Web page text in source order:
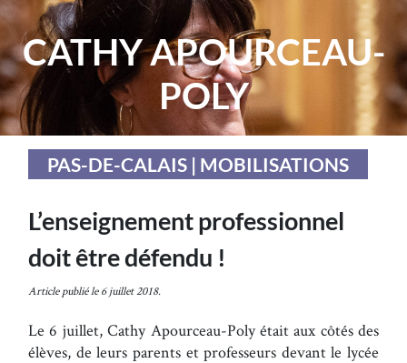
CATHY APOURCEAU-
POLY
PAS-DE-CALAIS | MOBILISATIONS
L’enseignement professionnel
doit être défendu !
Article publié le 6 juillet 2018.
Le 6 juillet, Cathy Apourceau-Poly était aux côtés des
élèves, de leurs parents et professeurs devant le lycée